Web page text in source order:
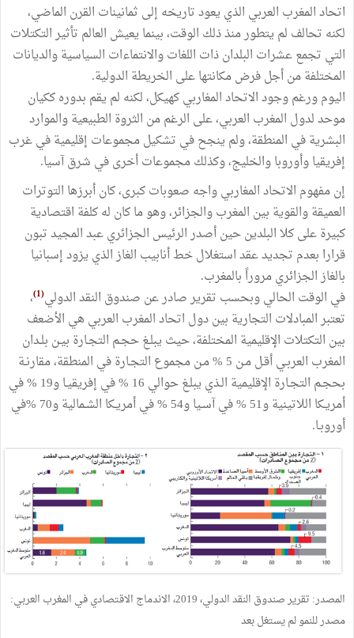
اتحاد المغرب العربي الذي يعود تاريخه إلى ثمانينات القرن الماضي،
لكنه تحالف لم يتطور منذ ذلك الوقت، بينما يعيش العالم تأثير التكتلات
التي تجمع عشرات البلدان ذات اللغات والانتماءات السياسية والديانات
المختلفة من أجل فرض مكانتها على الخريطة الدولية.
اليوم ورغم وجود الاتحاد المغاربي كهيكل، لكنه لم يقم بدوره ككيان
موحد لدول المغرب العربي، على الرغم من الثروة الطبيعية والموارد
البشرية في المنطقة، ولم ينجح في تشكيل مجموعات إقليمية في غرب
إفريقيا وأوروبا والخليج، وكذلك مجموعات أخرى في شرق آسيا.
إن مفهوم الاتحاد المغاربي واجه صعوبات كبرى، كان أبرزها التوترات
العميقة والقوية بين المغرب والجزائر، وهو ما كان له كلفة اقتصادية
كبيرة على كلا البلدين حين أصدر الرئيس الجزائري عبد المجيد تبون
قرارا بعدم تجديد عقد استغلال خط أنابيب الغاز الذي يزود إسبانيا
بالغاز الجزائري مروراً بالمغرب.
في الوقت الحالي وبحسب تقرير صادر عن صندوق النقد الدولي(1) ،
تعتبر المبادلات التجارية بين دول اتحاد المغرب العربي هي الأضعف
بين التكتلات الإقليمية المختلفة، حيث يبلـغ حجـم التجـارة بيـن بلـدان
المغرب العربـي أقـل مـن 5 % مـن مجموع التجـارة في المنطقة، مقارنـة
بحجـم التجـارة الإقليمية الـذي يبلـغ حوالي 16 % في إفريقيـا و19 % في
أمريـكا اللاتينية و51 % في آسـيا و54 % في أمريـكا الشـمالية و70 %في
أوروبـا.
المصدر: تقرير صندوق النقد الدولي، 2019، الاندماج الاقتصادي في المغرب العربي:
مصدر للنمو لم يستغل بعد